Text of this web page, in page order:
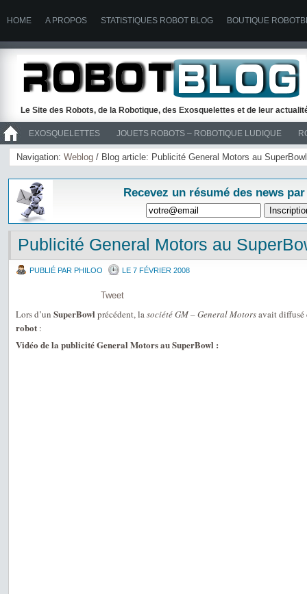
HOME A PROPOS STATISTIQUES ROBOT BLOG BOUTIQUE
Le Site des Robots, de la Robotique, des Exosquelettes et de leur
EXOSQUELETTES JOUETS ROBOTS – ROBOTIQUE LUDIQUE
>> ROBOTS
Navigation: Weblog / Blog article: Publicité General Motors au SuperBowl
Recevez un résumé des news
Publicité General Motors au
PUBLIÉ PAR PHILOO LE 7 FÉVRIER 2008
Tweet
Lors d’un SuperBowl précédent, lasociété GM – General Motorsavait
robot :
Vidéo de la publicité General Motors au SuperBowl :